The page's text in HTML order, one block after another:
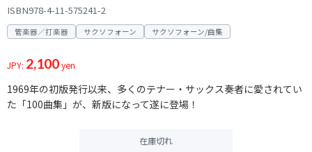
ISBN978-4-11-575241-2
管楽器／打楽器 サクソフォーン サクソフォーン/曲集
JPY: 2,100yen
1969年の初版発行以来、多くのテナー・サックス奏者に愛されてい
た「100曲集」が、新版になって遂に登場！
在庫切れ